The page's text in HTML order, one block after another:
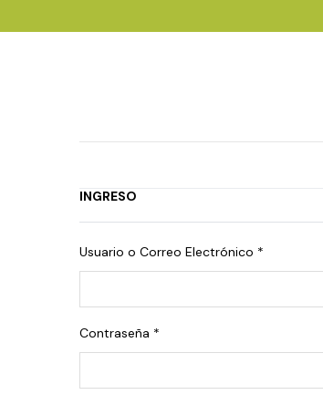
INGRESO
Usuario o Correo Electrónico *
Contraseña *